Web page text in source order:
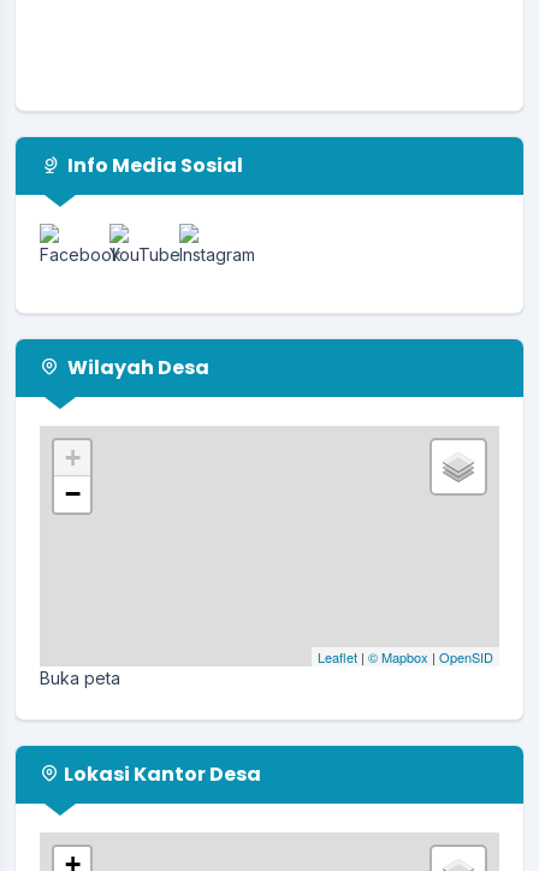
Info Media Sosial
Wilayah Desa
+
−
Leaflet | © Mapbox | OpenSID
Buka peta
Lokasi Kantor Desa
+